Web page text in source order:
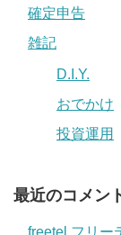
確定申告
雑記
D.I.Y.
おでかけ
投資運用
最近のコメン
freetel フリー